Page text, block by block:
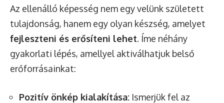
Az ellenálló képesség nem egy velünk született
tulajdonság, hanem egy olyan készség, amelyet
fejleszteni és erősíteni lehet. Íme néhány
gyakorlati lépés, amellyel aktiválhatjuk belső
erőforrásainkat:
Pozitív önkép kialakítása: Ismerjük fel az